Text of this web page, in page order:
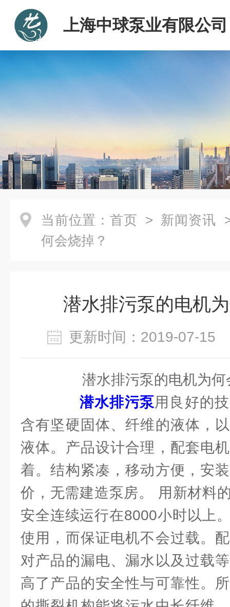
上海中球泵业有限公司
当前位置： 首页 > 新闻资讯
何会烧掉？
潜水排污泵的电机
更新时间：2019-07-
潜水排污泵的电机为何
潜水排污泵用良好的
含有坚硬固体、纤维的液体，
液体。产品设计合理，配套电
着。结构紧凑，移动方便，安
价，无需建造泵房。 用新材料
安全连续运行在8000小时以上
使用，而保证电机不会过载。
对产品的漏电、漏水以及过载
高了产品的安全性与可靠性。